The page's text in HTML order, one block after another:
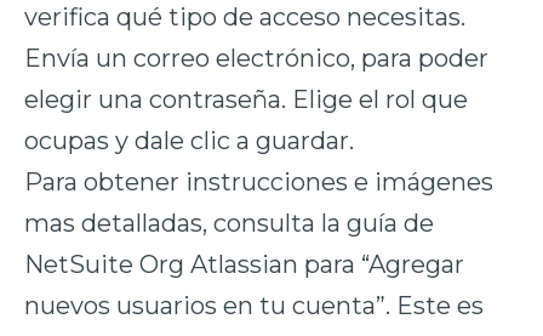
verifica qué tipo de acceso necesitas.
Envía un correo electrónico, para poder
elegir una contraseña. Elige el rol que
ocupas y dale clic a guardar.
Para obtener instrucciones e imágenes
mas detalladas, consulta la guía de
NetSuite Org Atlassian para “Agregar
nuevos usuarios en tu cuenta”. Este es